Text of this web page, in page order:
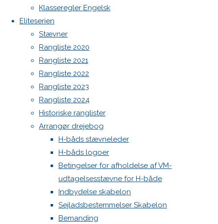
Klasseregler Engelsk
Eliteserien
Stævner
Rangliste 2020
Rangliste 2021
Rangliste 2022
Rangliste 2023
Rangliste 2024
Historiske ranglister
Arrangør drejebog
H-båds stævneleder
H-båds logoer
Betingelser for afholdelse af VM-
udtagelsesstævne for H-både
Indbydelse skabelon
Sejladsbestemmelser Skabelon
Bemanding
image
Skriv
et
svar
Din e-
mailadresse
vil ikke
blive
publiceret.
Krævede
WordPress.org